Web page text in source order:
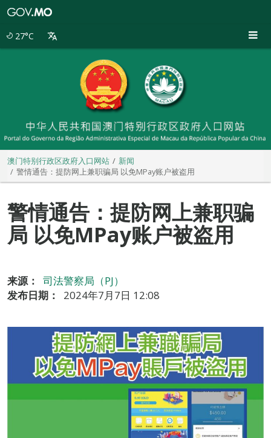
27°C
澳门特别行政区政府入口网站
新闻
警情通告：提防网上兼职骗局 以免MPay账户被盗用
警情通告：提防网上兼职骗
局 以免MPay账户被盗用
来源：
司法警察局（PJ）
发布日期：
2024年7月7日 12:08